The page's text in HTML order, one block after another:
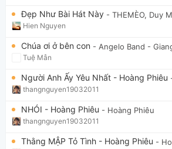
Đẹp Như Bài Hát Này - THEMÈO, Duy
Hien Nguyen
Chúa ơi ở bên con - Angelo Band -
Tuệ Mẫn
Người Anh Ấy Yêu Nhất - Hoàng Phiêu
thangnguyen19032011
NHÓI - Hoàng Phiêu - Hoàng Phiêu
thangnguyen19032011
Thằng MẬP Tỏ Tình - Hoàng Phiêu -